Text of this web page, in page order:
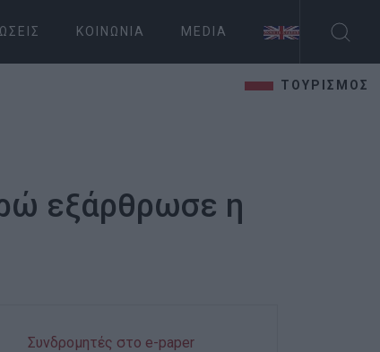
ΚΟΙΝΩΝΊΑ MEDIA
ΤΟΥΡΙΣΜΟΣ
εξάρθρωσε η
Συνδρομητές στο e-paper